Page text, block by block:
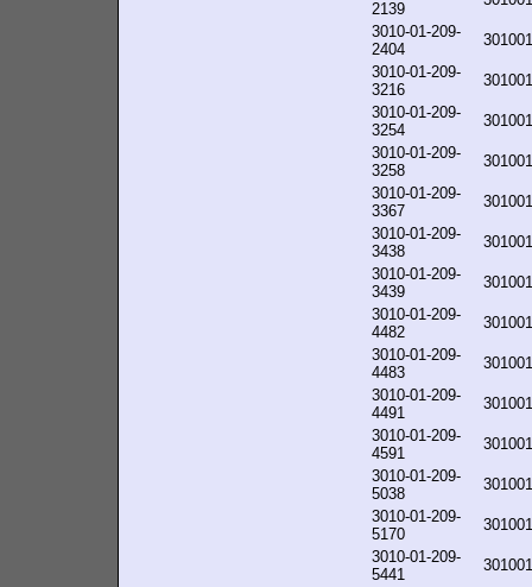
2139
3010-01-209-
2404
3010-01-209-
3216
3010-01-209-
3254
3010-01-209-
3258
3010-01-209-
3367
3010-01-209-
3438
3010-01-209-
3439
3010-01-209-
4482
3010-01-209-
4483
3010-01-209-
4491
3010-01-209-
4591
3010-01-209-
5038
3010-01-209-
5170
3010-01-209-
5441